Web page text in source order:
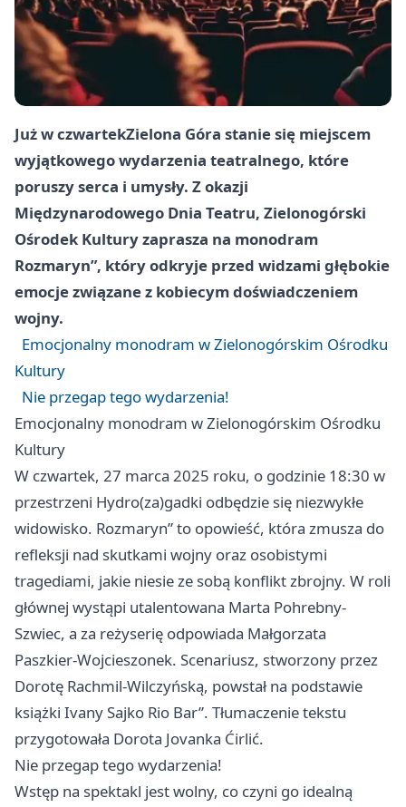
Już w czwartekZielona Góra stanie się miejscem
wyjątkowego wydarzenia teatralnego, które
poruszy serca i umysły. Z okazji
Międzynarodowego Dnia Teatru, Zielonogórski
Ośrodek Kultury zaprasza na monodram
Rozmaryn”, który odkryje przed widzami głębokie
emocje związane z kobiecym doświadczeniem
wojny.
Emocjonalny monodram w Zielonogórskim Ośrodku
Kultury
Nie przegap tego wydarzenia!
Emocjonalny monodram w Zielonogórskim Ośrodku
Kultury
W czwartek, 27 marca 2025 roku, o godzinie 18:30 w
przestrzeni Hydro(za)gadki odbędzie się niezwykłe
widowisko. Rozmaryn” to opowieść, która zmusza do
refleksji nad skutkami wojny oraz osobistymi
tragediami, jakie niesie ze sobą konflikt zbrojny. W roli
głównej wystąpi utalentowana Marta Pohrebny-
Szwiec, a za reżyserię odpowiada Małgorzata
Paszkier-Wojcieszonek. Scenariusz, stworzony przez
Dorotę Rachmil-Wilczyńską, powstał na podstawie
książki Ivany Sajko Rio Bar”. Tłumaczenie tekstu
przygotowała Dorota Jovanka Ćirlić.
Nie przegap tego wydarzenia!
Wstęp na spektakl jest wolny, co czyni go idealną